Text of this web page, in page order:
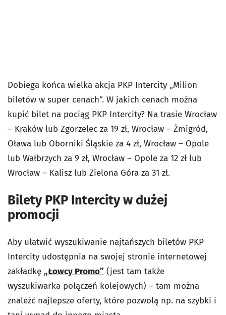
Dobiega końca wielka akcja PKP Intercity „Milion
biletów w super cenach”. W jakich cenach można
kupić bilet na pociąg PKP Intercity? Na trasie Wrocław
– Kraków lub Zgorzelec za 19 zł, Wrocław – Żmigród,
Oława lub Oborniki Śląskie za 4 zł, Wrocław – Opole
lub Wałbrzych za 9 zł, Wrocław – Opole za 12 zł lub
Wrocław – Kalisz lub Zielona Góra za 31 zł.
Bilety PKP Intercity w dużej
promocji
Aby ułatwić wyszukiwanie najtańszych biletów PKP
Intercity udostępnia na swojej stronie internetowej
zakładkę „Łowcy Promo” (jest tam także
wyszukiwarka połączeń kolejowych) – tam można
znaleźć najlepsze oferty, które pozwolą np. na szybki i